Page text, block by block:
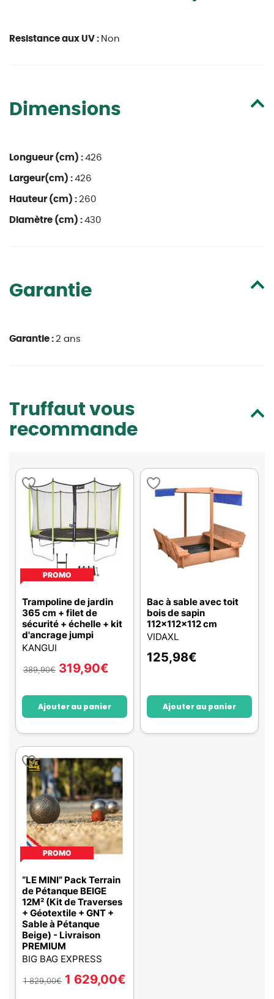
Resistance aux UV : Non
Dimensions
Longueur (cm) : 426
Largeur(cm) : 426
Hauteur (cm) : 260
Diamètre (cm) : 430
Garantie
Garantie : 2 ans
Truffaut vous
recommande
PROMO
Trampoline de jardin
365 cm + filet de
sécurité + échelle + kit
d'ancrage jumpi
KANGUI
389,90€ 319,90€
Ajouter au panier
Bac à sable avec toit
bois de sapin
112x112x112 cm
VIDAXL
125,98€
Ajouter au panier
PROMO
“LE MINI” Pack Terrain
de Pétanque BEIGE
12M² (Kit de Traverses
+ Géotextile + GNT +
Sable à Pétanque
Beige) - Livraison
PREMIUM
BIG BAG EXPRESS
1 829,00€ 1 629,00€